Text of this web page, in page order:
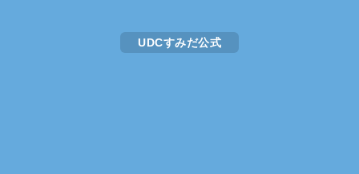
UDCすみだ公式